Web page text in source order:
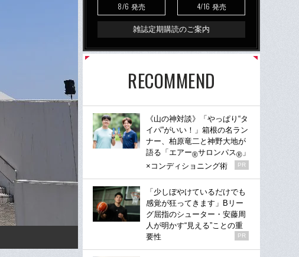
8/6 発売 4/16 発売
雑誌定期購読のご案内
RECOMMEND
《山の神対談》「やっぱり“タ
イパ”がいい！」箱根の名ラン
ナー、柏原竜二と神野大地が
語る「エアー®サロンパス® 」
×コンディショニング術
PR
「少しぼやけているだけでも
感覚が狂ってきます」Bリー
グ屈指のシューター・安藤周
人が明かす“見える”ことの重
要性
PR